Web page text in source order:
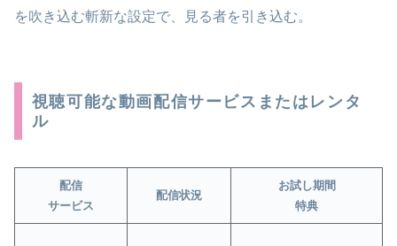
を吹き込む斬新な設定で、見る者を引き込む。
視聴可能な動画配信サービスまたはレンタ
ル
配信
サービス
配信状況
お試し期間
特典